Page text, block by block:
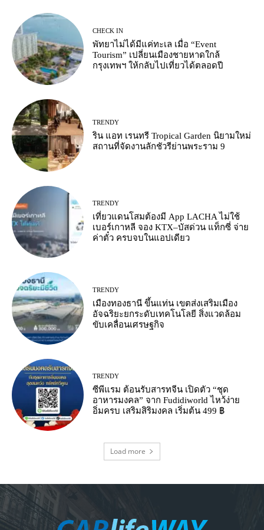
CHECK IN
พัทยาไม่ได้มีแค่ทะเล เมื่อ “Event
Tourism” เปลี่ยนเมืองชายหาดใกล้
กรุงเทพฯ ให้กลับไปเที่ยวได้ตลอดปี
TRENDY
ริน แอท เรนทรี Tropical Garden นิยามใหม่
สถานที่จัดงานลักชัวรีย่านพระราม 9
TRENDY
เที่ยวแดนโสมต้องมี App LACHA ไม่ใช้
เบอร์เกาหลี จอง KTX–บัสด่วน แท็กซี่ จ่าย
ค่าตั๋ว ครบจบในแอปเดียว
TRENDY
เมืองทองธานี ขึ้นแท่น เขตส่งเสริมเมือง
อัจฉริยะยกระดับเทคโนโลยี สิ่งแวดล้อม
ขับเคลื่อนเศรษฐกิจ
TRENDY
ซีพีแรม ต้อนรับสารทจีน เปิดตัว “ชุด
อาหารมงคล” จาก Fudidiworld ไหว้ง่าย
อิ่มครบ เสริมสิริมงคล เริ่มต้น 499 ฿
Load more